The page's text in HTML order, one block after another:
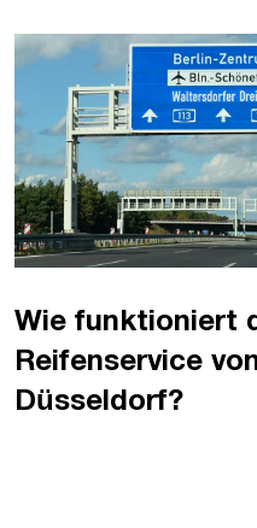
Wie funktioniert
Reifenservice
Düsseldorf?